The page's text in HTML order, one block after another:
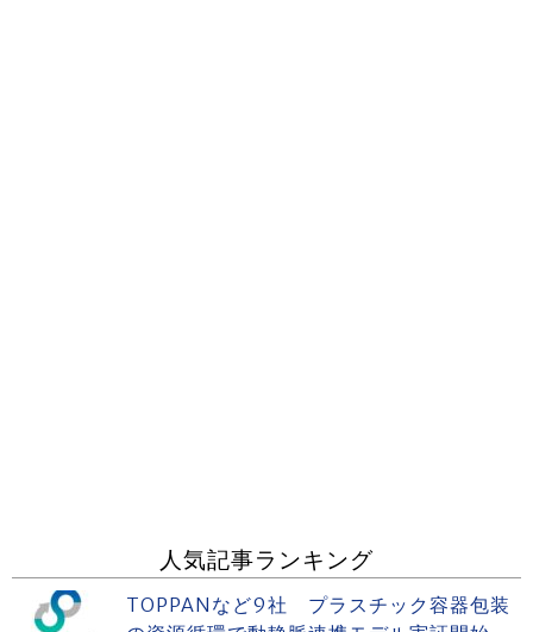
人気記事ランキング
TOPPANなど9社 プラスチック容器包装